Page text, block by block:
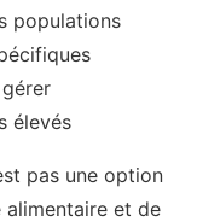
populations
élevés
pas une option
alimentaire et de